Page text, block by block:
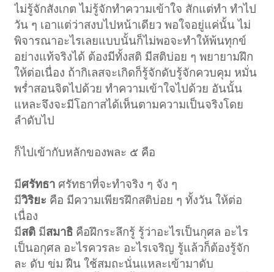
ไม่รู้จักสังเกต ไม่รู้จักทำความเข้าใจ สักแต่ทำ ทำไป
วัน ๆ เอาแต่ว่าสงบไปหน้าเดียว พอใจอยู่แค่นั้น ไม่
พิจารณาอะไรเลยแบบนั้นก็ไม่พอจะทำให้พ้นทุกข์
อย่างแท้จริงได้ ต้องมีทั้งสติ มีสติบ่อย ๆ พยายามฝึก
ให้ต่อเนื่อง ถ้ากิเลสจะเกิดก็รู้จักดับรู้จักควบคุม หมั่น
พร่ำสอนจิตไปด้วย ทำความเข้าใจไปด้วย อันนั้น
แหละจึงจะมีโอกาสได้เห็นตามความเป็นจริงโดย
ลำดับไป
ก็ไปเข้ากับหลักของพละ ๕ คือ
มีศรัทธา ศรัทธาที่จะทำจริง ๆ จัง ๆ
มีวิริยะ คือ มีความเพียรฝึกสติบ่อย ๆ ทั้งวัน ให้ต่อ
เนื่อง
มีสติ มีสมาธิ คือฝึกระลึกรู้ รู้ว่าอะไรเป็นกุศล อะไร
เป็นอกุศล อะไรควรละ อะไรเจริญ รู้แล้วก็ต้องรู้จัก
ละ ดับ ข่ม ฝืน ใช้สมถะนั่นแหละเข้ามาดับ